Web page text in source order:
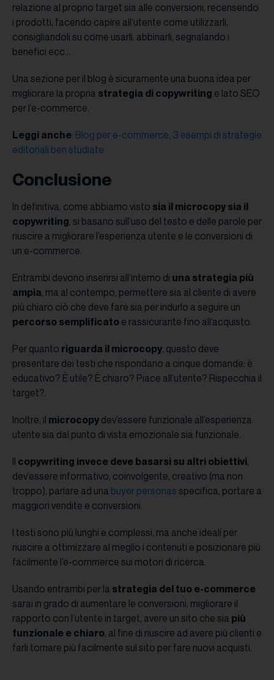
relazione al proprio target sia alle conversioni, recensendo
i prodotti, facendo capire all’utente come utilizzarli,
consigliandoli su come usarli, abbinarli, segnalando i
benefici ecc…
Una sezione per il blog è sicuramente una buona idea per
migliorare la propria strategia di copywriting e lato SEO
per l’e-commerce.
Leggi anche: Blog per e-commerce, 3 esempi di strategie
editoriali ben studiate
Conclusione
In definitiva, come abbiamo visto sia il microcopy sia il
copywriting, si basano sull’uso del testo e delle parole per
riuscire a migliorare l’esperienza utente e le conversioni di
un e-commerce.
Entrambi devono inserirsi all’interno di una strategia più
ampia, ma al contempo, permettere sia al cliente di avere
più chiaro ciò che deve fare sia per indurlo a seguire un
percorso semplificato e rassicurante fino all’acquisto.
Per quanto riguarda il microcopy, questo deve
presentare dei testi che rispondano a cinque domande: è
educativo? È utile? È chiaro? Piace all’utente? Rispecchia il
target?.
Inoltre, il microcopy dev’essere funzionale all’esperienza
utente sia dal punto di vista emozionale sia funzionale.
Il copywriting invece deve basarsi su altri obiettivi,
dev’essere informativo, coinvolgente, creativo (ma non
troppo), parlare ad una buyer personas specifica, portare a
maggiori vendite e conversioni.
I testi sono più lunghi e complessi, ma anche ideali per
riuscire a ottimizzare al meglio i contenuti e posizionare più
facilmente l’e-commerce sui motori di ricerca.
Usando entrambi per la strategia del tuo e-commerce
sarai in grado di aumentare le conversioni, migliorare il
rapporto con l’utente in target, avere un sito che sia più
funzionale e chiaro, al fine di riuscire ad avere più clienti e
farli tornare più facilmente sul sito per fare nuovi acquisti.